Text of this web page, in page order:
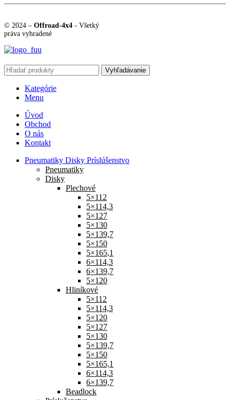
© 2024 – Offroad-4x4 - Všetký
práva vyhradené
Vyhľadávanie
Kategórie
Menu
Úvod
Obchod
O nás
Kontakt
Pneumatiky Disky Príslúšenstvo
Pneumatiky
Disky
Plechové
5×112
5×114,3
5×127
5×130
5×139,7
5×150
5×165,1
6×114,3
6×139,7
5×120
Hliníkové
5×112
5×114,3
5×120
5×127
5×130
5×139,7
5×150
5×165,1
6×114,3
6×139,7
Beadlock